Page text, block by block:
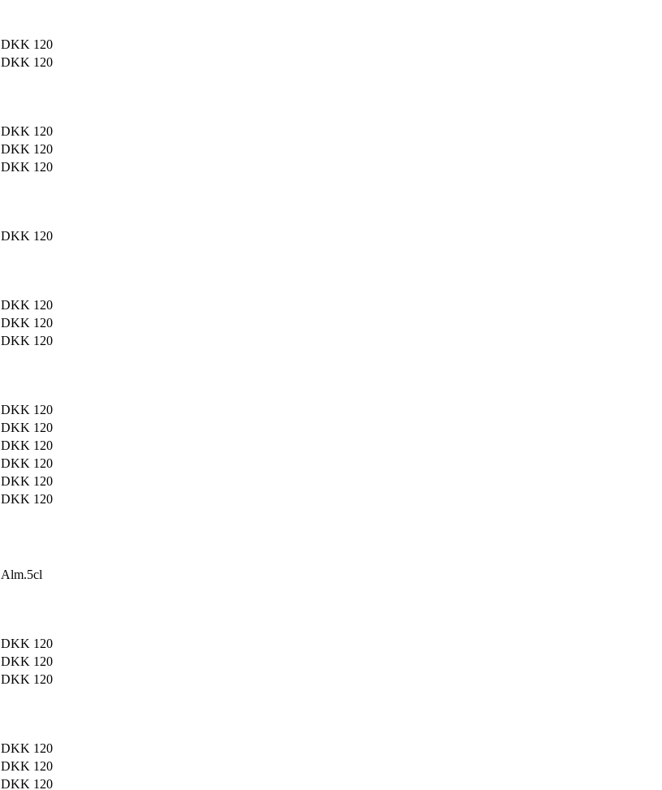
DKK 120
DKK 120
DKK 120
DKK 120
DKK 120
DKK 120
DKK 120
DKK 120
DKK 120
DKK 120
DKK 120
DKK 120
DKK 120
DKK 120
DKK 120
Alm.5cl
DKK 120
DKK 120
DKK 120
DKK 120
DKK 120
DKK 120